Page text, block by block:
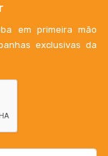
em primeira mão
exclusivas da